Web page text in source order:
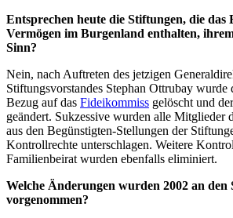
Entsprechen heute die Stiftungen, die das
Vermögen im Burgenland enthalten,
Sinn?
Nein, nach Auftreten des jetzigen
Stiftungsvorstandes Stephan Ottrubay wurde
Bezug auf das Fideikommiss gelöscht und
geändert. Sukzessive wurden alle Mitglieder
aus den Begünstigten-Stellungen der
Kontrollrechte unterschlagen. Weitere
Familienbeirat wurden ebenfalls eliminiert.
Welche Änderungen wurden 2002 an
vorgenommen?